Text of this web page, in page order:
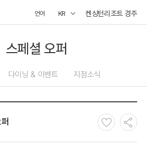
언어 KR 켄싱턴리조트 경주
스페셜 오퍼
다이닝 & 이벤트 지점소식